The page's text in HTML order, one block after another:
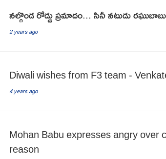
నల్గొండ రోడ్డు ప్రమాదం... సినీ నటుడు
2 years ago
Diwali wishes from F3 team -
4 years ago
Mohan Babu expresses angry over
reason